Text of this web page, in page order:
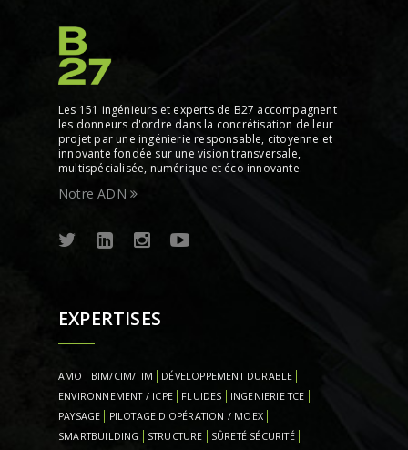
Les 151 ingénieurs et experts de B27 accompagnent
les donneurs d'ordre dans la concrétisation de leur
projet par une ingénierie responsable, citoyenne et
innovante fondée sur une vision transversale,
multispécialisée, numérique et éco innovante.
Notre ADN
EXPERTISES
AMO BIM/CIM/TIM
DÉVELOPPEMENT DURABLE
ENVIRONNEMENT / ICPE
FLUIDES
INGENIERIE TCE
PAYSAGE
PILOTAGE D'OPÉRATION / MOEX
SMARTBUILDING
STRUCTURE
SÛRETÉ SÉCURITÉ